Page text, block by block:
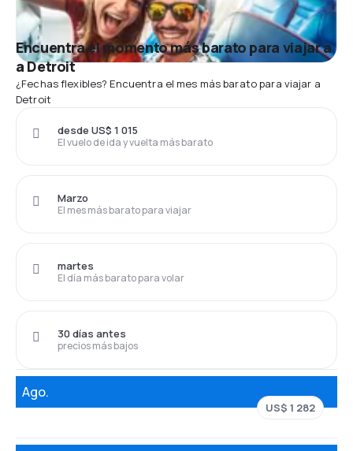
Encuentra el momento más barato para viajar a
a Detroit
¿Fechas flexibles? Encuentra el mes más barato para viajar a
Detroit
El vuelo de ida y vuelta más barato
desde US$ 1 015
El mes más barato para viajar
Marzo
El día más barato para volar
martes
precios más bajos
30 días antes
Ago.
US$ 1 282